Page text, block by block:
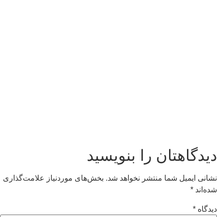
دیدگاهتان را بنویسید
نشانی ایمیل شما منتشر نخواهد شد. بخش‌های موردنیاز علامت‌گذاری
شده‌اند *
دیدگاه *